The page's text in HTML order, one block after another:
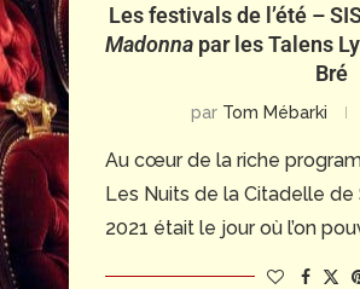
Les festivals de l’été –
Madonna par les Talens
Bré
par Tom Mébarki
Au cœur de la riche
Les Nuits de la Citadelle
2021 était le jour où l’on